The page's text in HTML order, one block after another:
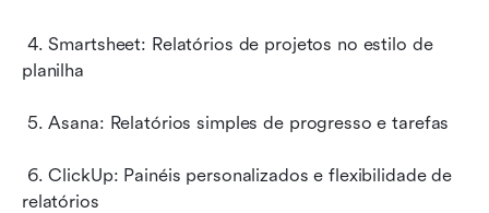
planilha
5. Asana: Relatórios simples de progresso e tarefas
relatórios